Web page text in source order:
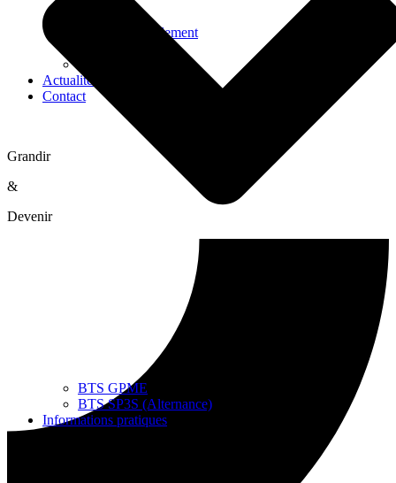
BTS GPME
BTS SP3S (Alternance)
Informations pratiques
Horaires & règlement
Actualités
Contact
Grandir
&
Devenir